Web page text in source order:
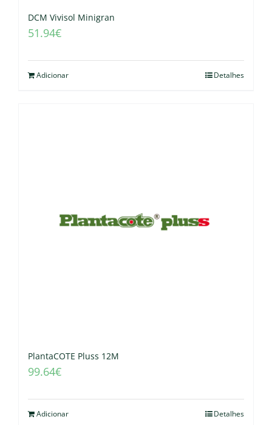
DCM Vivisol Minigran
51.94€
Adicionar Detalhes
PlantaCOTE Pluss 12M
99.64€
Adicionar Detalhes